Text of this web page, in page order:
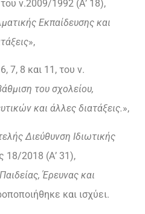
ν.2009/1992 (Α’ 18),
Εκπαίδευσης και
»,
7, 8 και 11, του ν.
του σχολείου,
και άλλες διατάξεις.»,
Διεύθυνση Ιδιωτικής
18/2018 (Α’ 31),
Έρευνας και
και ισχύει.